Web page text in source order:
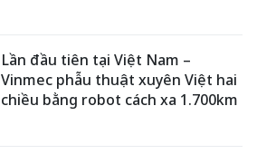
Lần đầu tiên tại Việt Nam –
Vinmec phẫu thuật xuyên Việt hai
chiều bằng robot cách xa 1.700km